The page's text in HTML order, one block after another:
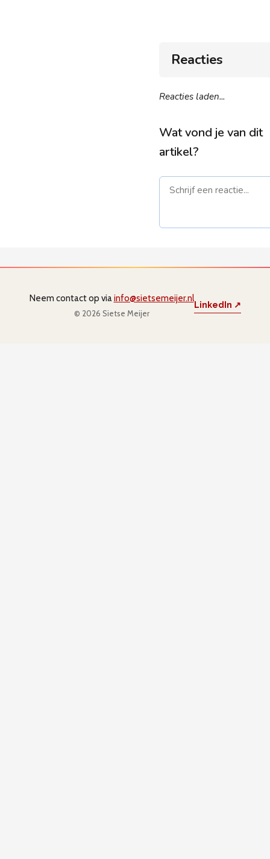
Reacties
Reacties laden...
Wat vond je van dit
artikel?
Neem contact op viainfo@sietsemeijer.nl
© 2026 Sietse Meijer
LinkedIn ↗